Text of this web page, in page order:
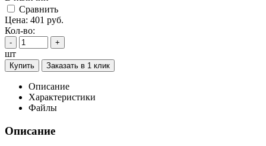
Cравнить
Цена: 401 руб.
Кол-во:
- +
шт
Купить Заказать в 1 клик
Описание
Характеристики
Файлы
Описание